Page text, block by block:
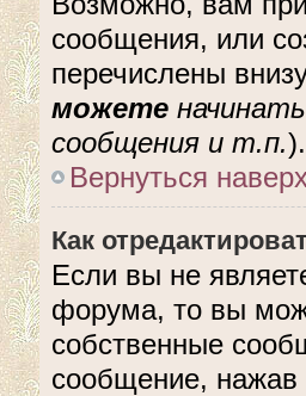
сообщения, или
перечислены
можете
сообщения и т.п.).
Вернуться
Как
Если вы не
форума, то вы
собственные
сообщение, нажав